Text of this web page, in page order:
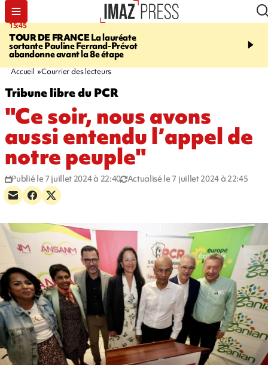
15:45
TOUR DE FRANCELa lauréate
sortante Pauline Ferrand-Prévot
abandonne avant la 8e étape
20:17
routière, concours de
Accueil Courrier des lecteurs
Tribune libre du PCR
"Ce soir, nous avons
aussi entendu l’appel de
notre peuple"
Publié le 7 juillet 2024 à 22:40 Actualisé le 7 juillet 2024 à 22:45